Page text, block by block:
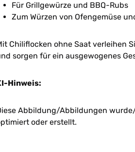
Für Grillgewürze und BBQ-Rubs
Zum Würzen von Ofengemüse
Chiliflocken ohne Saat verleihen
sorgen für ein ausgewogenes
Hinweis:
Abbildung/Abbildungen
oder erstellt.